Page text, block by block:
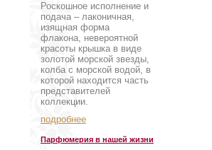
Роскошное исполнение и
подача – лаконичная,
изящная форма
флакона, невероятной
красоты крышка в виде
золотой морской звезды,
колба с морской водой, в
которой находится часть
представителей
коллекции.
подробнее
Парфюмерия в нашей жизни